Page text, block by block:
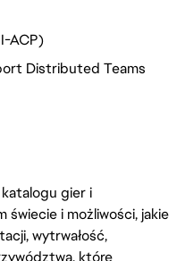
ACP)
Distributed Teams
gier i
świecie i możliwości, jakie
wytrwałość,
które